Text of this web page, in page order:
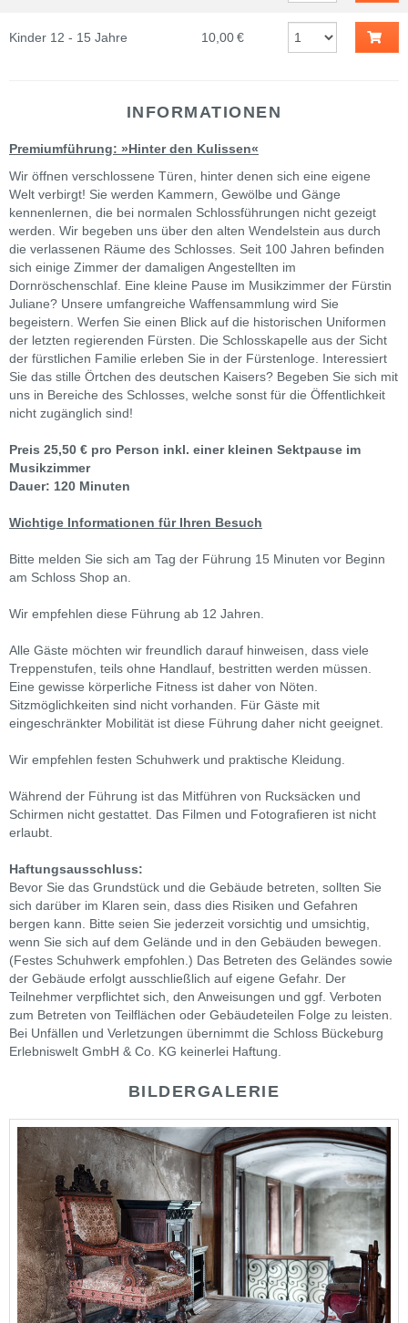
Kinder 12 - 15 Jahre 10,00 €
INFORMATIONEN
Premiumführung: »Hinter den Kulissen«
Wir öffnen verschlossene Türen, hinter denen sich eine eigene
Welt verbirgt! Sie werden Kammern, Gewölbe und Gänge
kennenlernen, die bei normalen Schlossführungen nicht gezeigt
werden. Wir begeben uns über den alten Wendelstein aus durch
die verlassenen Räume des Schlosses. Seit 100 Jahren befinden
sich einige Zimmer der damaligen Angestellten im
Dornröschenschlaf. Eine kleine Pause im Musikzimmer der Fürstin
Juliane? Unsere umfangreiche Waffensammlung wird Sie
begeistern. Werfen Sie einen Blick auf die historischen Uniformen
der letzten regierenden Fürsten. Die Schlosskapelle aus der Sicht
der fürstlichen Familie erleben Sie in der Fürstenloge. Interessiert
Sie das stille Örtchen des deutschen Kaisers? Begeben Sie sich mit
uns in Bereiche des Schlosses, welche sonst für die Öffentlichkeit
nicht zugänglich sind!
Preis 25,50 € pro Person inkl. einer kleinen Sektpause im
Musikzimmer
Dauer: 120 Minuten
Wichtige Informationen für Ihren Besuch
Bitte melden Sie sich am Tag der Führung 15 Minuten vor Beginn
am Schloss Shop an.
Wir empfehlen diese Führung ab 12 Jahren.
Alle Gäste möchten wir freundlich darauf hinweisen, dass viele
Treppenstufen, teils ohne Handlauf, bestritten werden müssen.
Eine gewisse körperliche Fitness ist daher von Nöten.
Sitzmöglichkeiten sind nicht vorhanden. Für Gäste mit
eingeschränkter Mobilität ist diese Führung daher nicht geeignet.
Wir empfehlen festen Schuhwerk und praktische Kleidung.
Während der Führung ist das Mitführen von Rucksäcken und
Schirmen nicht gestattet. Das Filmen und Fotografieren ist nicht
erlaubt.
Haftungsausschluss:
Bevor Sie das Grundstück und die Gebäude betreten, sollten Sie
sich darüber im Klaren sein, dass dies Risiken und Gefahren
bergen kann. Bitte seien Sie jederzeit vorsichtig und umsichtig,
wenn Sie sich auf dem Gelände und in den Gebäuden bewegen.
(Festes Schuhwerk empfohlen.) Das Betreten des Geländes sowie
der Gebäude erfolgt ausschließlich auf eigene Gefahr. Der
Teilnehmer verpflichtet sich, den Anweisungen und ggf. Verboten
zum Betreten von Teilflächen oder Gebäudeteilen Folge zu leisten.
Bei Unfällen und Verletzungen übernimmt die Schloss Bückeburg
Erlebniswelt GmbH & Co. KG keinerlei Haftung.
BILDERGALERIE